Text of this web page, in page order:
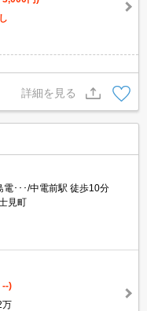
詳細を見る
･･･/中電前駅 徒歩10分
見町
--)
万